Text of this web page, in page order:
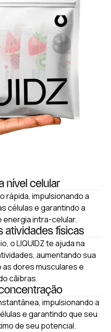
nível celular
rápida, impulsionando a
células e garantindo a
energia intra-celular.
atividades físicas
o LIQUIDZ te ajuda na
aumentando sua
as dores musculares e
cãibras.
impulsionando a
e garantindo que seu
de seu potencial.